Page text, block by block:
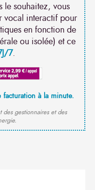
le souhaitez, vous
vocal interactif pour
en fonction de
ou isolée) et ce
7.
à la minute.
gestionnaires et des